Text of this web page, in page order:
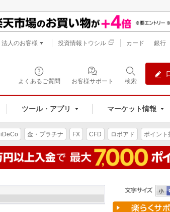
よくあるご質問 お客様サポート 検索
ツール・アプリ マーケット情報
法人のお客様 投資情報トウシル カード 銀行
iDeCo 金・プラチナ FX CFD ロボアド ポイント